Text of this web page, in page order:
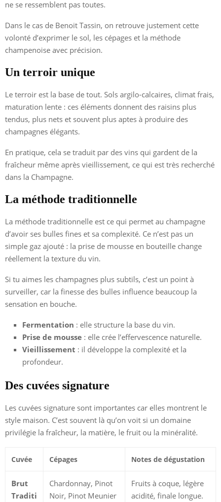
ne se ressemblent pas toutes.
Dans le cas de Benoit Tassin, on retrouve justement cette
volonté d’exprimer le sol, les cépages et la méthode
champenoise avec précision.
Un terroir unique
Le terroir est la base de tout. Sols argilo-calcaires, climat frais,
maturation lente : ces éléments donnent des raisins plus
tendus, plus nets et souvent plus aptes à produire des
champagnes élégants.
En pratique, cela se traduit par des vins qui gardent de la
fraîcheur même après vieillissement, ce qui est très recherché
dans la Champagne.
La méthode traditionnelle
La méthode traditionnelle est ce qui permet au champagne
d’avoir ses bulles fines et sa complexité. Ce n’est pas un
simple gaz ajouté : la prise de mousse en bouteille change
réellement la texture du vin.
Si tu aimes les champagnes plus subtils, c’est un point à
surveiller, car la finesse des bulles influence beaucoup la
sensation en bouche.
Fermentation : elle structure la base du vin.
Prise de mousse : elle crée l’effervescence naturelle.
Vieillissement : il développe la complexité et la
profondeur.
Des cuvées signature
Les cuvées signature sont importantes car elles montrent le
style maison. C’est souvent là qu’on voit si un domaine
privilégie la fraîcheur, la matière, le fruit ou la minéralité.
Cuvée Cépages Notes de dégustation
Brut
Traditi
Chardonnay, Pinot
Noir, Pinot Meunier
Fruits à coque, légère
acidité, finale longue.